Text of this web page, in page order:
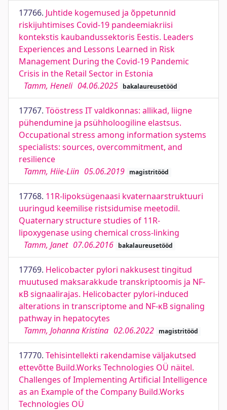
17766. Juhtide kogemused ja õppetunnid
riskijuhtimises Covid-19 pandeemiakriisi
kontekstis kaubandussektoris Eestis. Leaders
Experiences and Lessons Learned in Risk
Management During the Covid-19 Pandemic
Crisis in the Retail Sector in Estonia
Tamm, Heneli 04.06.2025 bakalaureusetööd
17767. Tööstress IT valdkonnas: allikad, liigne
pühendumine ja psühholoogiline elastsus.
Occupational stress among information systems
specialists: sources, overcommitment, and
resilience
Tamm, Hiie-Liin 05.06.2019 magistritööd
17768. 11R-lipoksügenaasi kvaternaarstruktuuri
uuringud keemilise ristsidumise meetodil.
Quaternary structure studies of 11R-
lipoxygenase using chemical cross-linking
Tamm, Janet 07.06.2016 bakalaureusetööd
17769. Helicobacter pylori nakkusest tingitud
muutused maksarakkude transkriptoomis ja NF-
κB signaalirajas. Helicobacter pylori-induced
alterations in transcriptome and NF-κB signaling
pathway in hepatocytes
Tamm, Johanna Kristina 02.06.2022 magistritööd
17770. Tehisintellekti rakendamise väljakutsed
ettevõtte Build.Works Technologies OÜ näitel.
Challenges of Implementing Artificial Intelligence
as an Example of the Company Build.Works
Technologies OÜ